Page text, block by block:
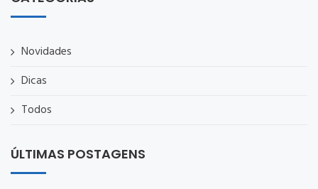
Novidades
Dicas
Todos
ÚLTIMAS POSTAGENS